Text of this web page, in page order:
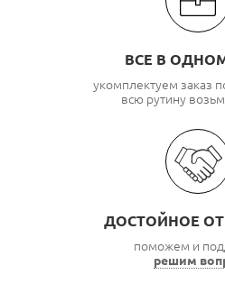
ВСЕ В
укомплектуем заказ
всю рутину
ДОСТОЙНОЕ
поможем и
решим